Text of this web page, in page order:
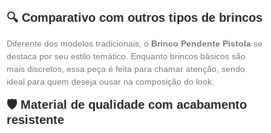
🔍 Comparativo com outros tipos de brincos
Diferente dos modelos tradicionais, o Brinco Pendente Pistola se
destaca por seu estilo temático. Enquanto brincos básicos são
mais discretos, essa peça é feita para chamar atenção, sendo
ideal para quem deseja ousar na composição do look.
🛡️ Material de qualidade com acabamento
resistente